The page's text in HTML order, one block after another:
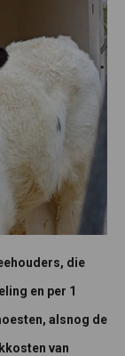
die
en per 1
alsnog de
van